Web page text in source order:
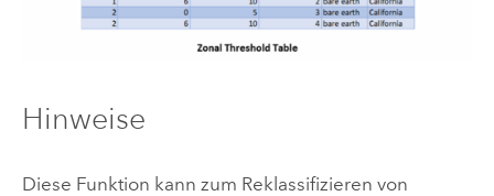
Hinweise
Diese Funktion kann zum Reklassifizieren von